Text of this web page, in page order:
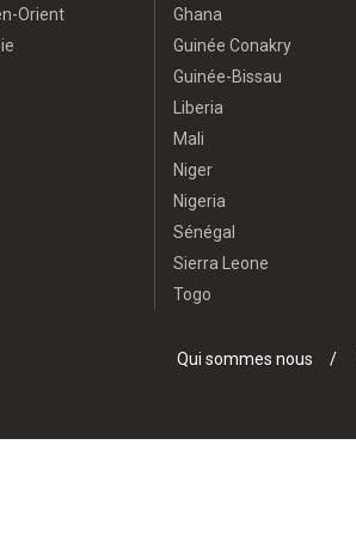
Orient
Ghana
Guinée Conakry
Guinée-Bissau
Liberia
Mali
Niger
Nigeria
Sénégal
Sierra Leone
Togo
Qui sommes nous